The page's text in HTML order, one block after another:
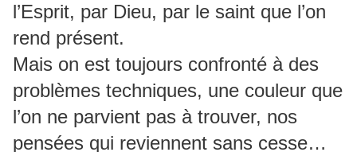
l’Esprit, par Dieu, par le saint que l’on
rend présent.
Mais on est toujours confronté à des
problèmes techniques, une couleur que
l’on ne parvient pas à trouver, nos
pensées qui reviennent sans cesse…